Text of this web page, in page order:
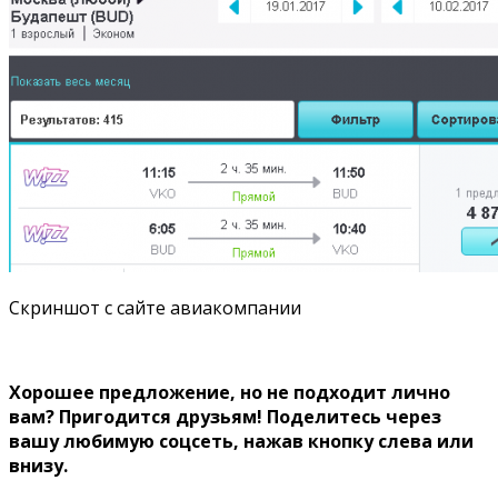
Скриншот с сайте авиакомпании
Хорошее предложение, но не подходит лично
вам? Пригодится друзьям! Поделитесь через
вашу любимую соцсеть, нажав кнопку слева или
внизу.